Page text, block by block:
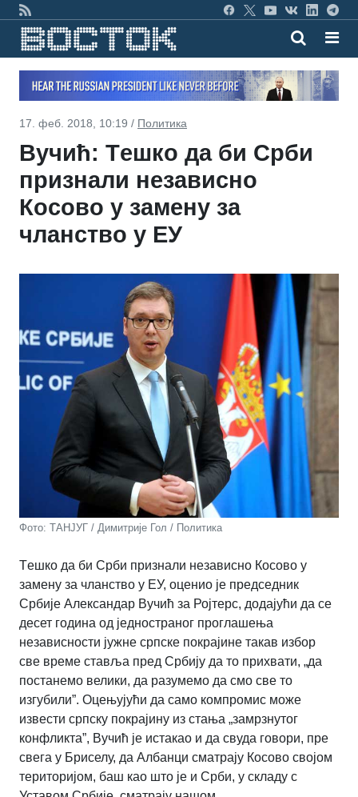
17. феб. 2018, 10:19 / Политика
Вучић: Tешко да би Срби
признали независно
Косово у замену за
чланство у ЕУ
Фото: ТАНЈУГ / Димитрије Гол / Политика
Tешко да би Срби признали независно Косово у
замену за чланство у ЕУ, оценио је председник
Србије Александар Вучић за Ројтерс, додајући да се
десет година од једностраног проглашења
независности јужне српске покрајине такав избор
све време ставља пред Србију да то прихвати, „да
постанемо велики, да разумемо да смо све то
изгубили”. Оцењујући да само компромис може
извести српску покрајину из стања „замрзнутог
конфликта”, Вучић је истакао и да свуда говори, пре
свега у Бриселу, да Албанци сматрају Косово својом
територијом, баш као што је и Срби, у складу с